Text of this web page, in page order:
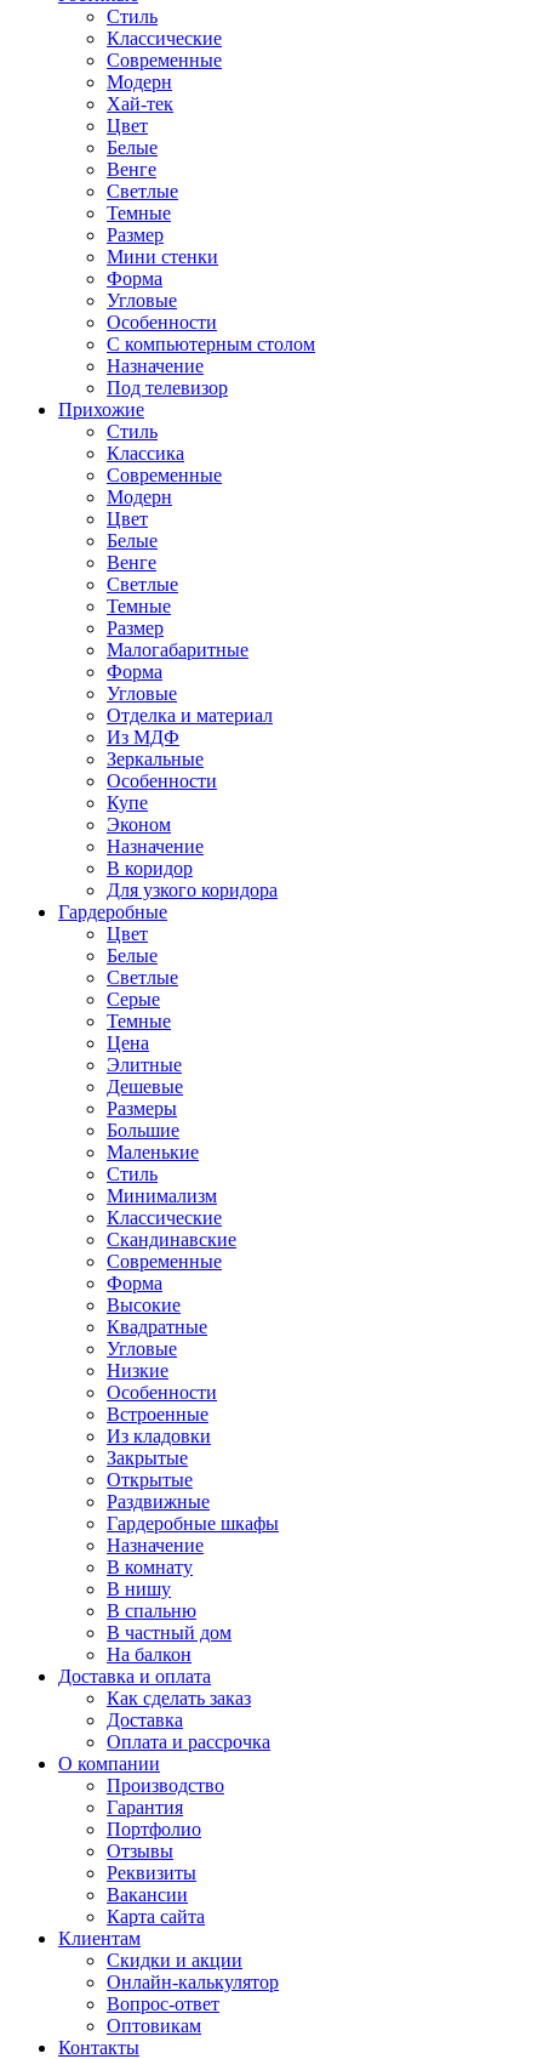
Стиль
Классические
Современные
Модерн
Хай-тек
Цвет
Белые
Венге
Светлые
Темные
Размер
Мини стенки
Форма
Угловые
Особенности
С компьютерным столом
Назначение
Под телевизор
Прихожие
Стиль
Классика
Современные
Модерн
Цвет
Белые
Венге
Светлые
Темные
Размер
Малогабаритные
Форма
Угловые
Отделка и материал
Из МДФ
Зеркальные
Особенности
Купе
Эконом
Назначение
В коридор
Для узкого коридора
Гардеробные
Цвет
Белые
Светлые
Серые
Темные
Цена
Элитные
Дешевые
Размеры
Большие
Маленькие
Стиль
Минимализм
Классические
Скандинавские
Современные
Форма
Высокие
Квадратные
Угловые
Низкие
Особенности
Встроенные
Из кладовки
Закрытые
Открытые
Раздвижные
Гардеробные шкафы
Назначение
В комнату
В нишу
В спальню
В частный дом
На балкон
Доставка и оплата
Как сделать заказ
Доставка
Оплата и рассрочка
О компании
Производство
Гарантия
Портфолио
Отзывы
Реквизиты
Вакансии
Карта сайта
Клиентам
Скидки и акции
Онлайн-калькулятор
Вопрос-ответ
Оптовикам
Контакты